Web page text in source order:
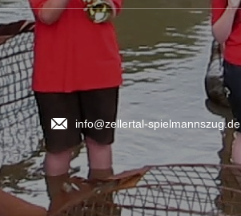
info@zellertal-spielmannszug.de